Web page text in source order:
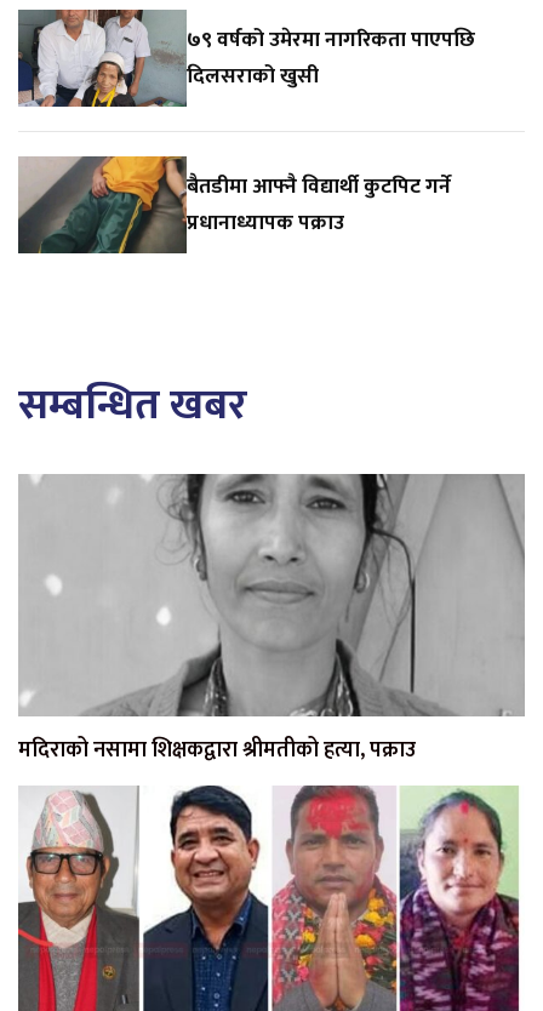
७९ वर्षको उमेरमा नागरिकता पाएपछि
दिलसराको खुसी
बैतडीमा आफ्नै विद्यार्थी कुटपिट गर्ने
प्रधानाध्यापक पक्राउ
सम्बन्धित खबर
मदिराको नसामा शिक्षकद्वारा श्रीमतीको हत्या, पक्राउ